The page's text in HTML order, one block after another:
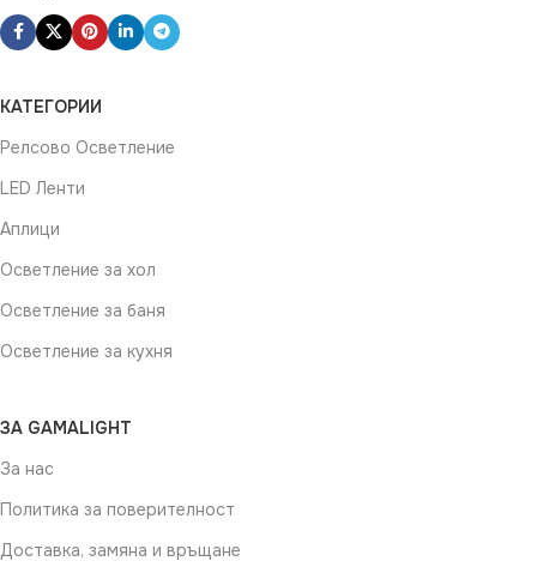
КАТЕГОРИИ
Релсово Осветление
LED Ленти
Аплици
Осветление за хол
Осветление за баня
Осветление за кухня
ЗА GAMALIGHT
За нас
Политика за поверителност
Доставка, замяна и връщане